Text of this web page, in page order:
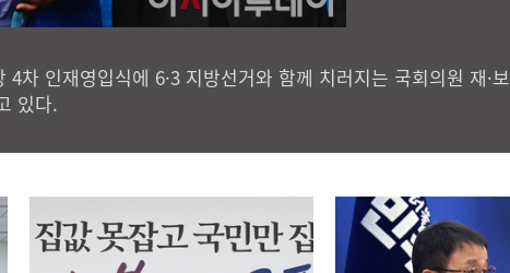
차 인재영입식에 6·3 지방선거와 함께 치러지는 국회의원 재·보
있다.